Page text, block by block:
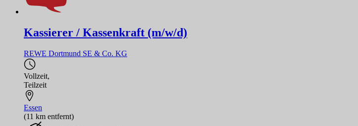
Kassierer / Kassenkraft (m/w/d)
REWE Dortmund SE & Co. KG
Vollzeit,
Teilzeit
Essen
(11 km entfernt)